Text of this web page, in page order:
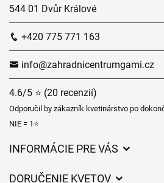
544 01 Dvůr Králové
+420 775 771 163
info@zahradnicentrumgami.cz
4.6/5 ⭐ (20 recenzií)
Odporučil by zákazník kvetinárstvo po
NIE = 1⭐
INFORMÁCIE PRE VÁS
DORUČENIE KVETOV